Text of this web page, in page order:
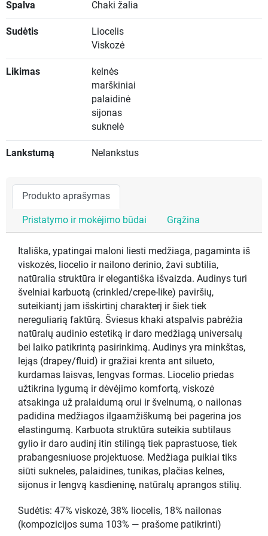
Spalva Chaki žalia
Sudėtis
Liocelis
Viskozė
Likimas
kelnės
marškiniai
palaidinė
sijonas
suknelė
Lankstumą Nelankstus
Produkto aprašymas
Pristatymo ir mokėjimo būdai Grąžina
Itališka, ypatingai maloni liesti medžiaga, pagaminta iš
viskozės, liocelio ir nailono derinio, žavi subtilia,
natūralia struktūra ir elegantiška išvaizda. Audinys turi
švelniai karbuotą (crinkled/crepe-like) paviršių,
suteikiantį jam išskirtinį charakterį ir šiek tiek
nereguliarią faktūrą. Šviesus khaki atspalvis pabrėžia
natūralų audinio estetiką ir daro medžiagą universalų
bei laiko patikrintą pasirinkimą. Audinys yra minkštas,
lejąs (drapey/fluid) ir gražiai krenta ant silueto,
kurdamas laisvas, lengvas formas. Liocelio priedas
užtikrina lygumą ir dėvėjimo komfortą, viskozė
atsakinga už pralaidumą orui ir švelnumą, o nailonas
padidina medžiagos ilgaamžiškumą bei pagerina jos
elastingumą. Karbuota struktūra suteikia subtilaus
gylio ir daro audinį itin stilingą tiek paprastuose, tiek
prabangesniuose projektuose. Medžiaga puikiai tiks
siūti sukneles, palaidines, tunikas, plačias kelnes,
sijonus ir lengvą kasdieninę, natūralų aprangos stilių.
Sudėtis: 47% viskozė, 38% liocelis, 18% nailonas
(kompozicijos suma 103% — prašome patikrinti)